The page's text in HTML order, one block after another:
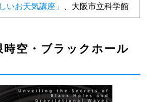
いお天気講座」 、大阪市立科学館
時空・ブラックホール